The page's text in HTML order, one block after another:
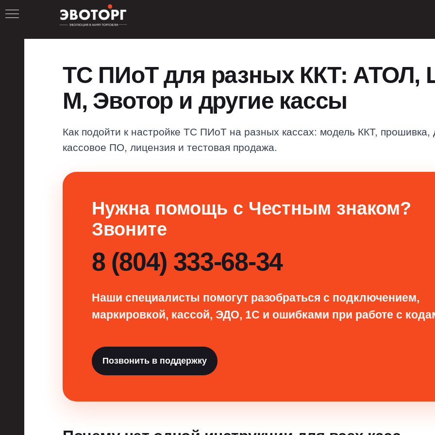
ТС ПИоТ для разных ККТ: АТОЛ,
М, Эвотор и другие кассы
Как подойти к настройке ТС ПИоТ на разных кассах: модель ККТ, прошивка,
кассовое ПО, лицензия и тестовая продажа.
Нужна помощь с Честным знаком?
Звоните
8 (804) 333-68-34
Наши специалисты помогут разобраться с подключением,
маркировкой, кассой, ЭДО, 1С и ошибками при работе с
Позвонить в поддержку